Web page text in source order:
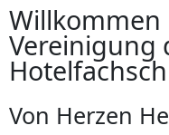
Willkommen
Vereinigung
Von Herzen